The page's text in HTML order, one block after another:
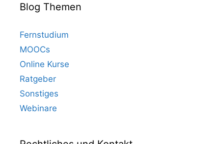
Blog Themen
Fernstudium
MOOCs
Online Kurse
Ratgeber
Sonstiges
Webinare